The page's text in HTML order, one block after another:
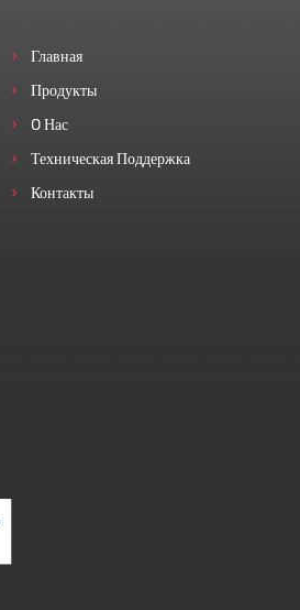
Главная
Продукты
O Нас
Техническая Поддержка
Контакты